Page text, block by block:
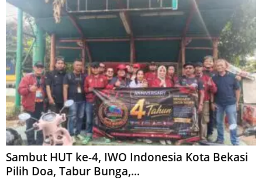
Sambut HUT ke-4, IWO Indonesia Kota Bekasi
Pilih Doa, Tabur Bunga,...